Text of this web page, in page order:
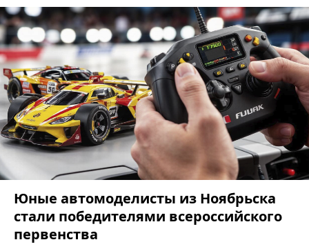
Юные автомоделисты из Ноябрьска
стали победителями всероссийского
первенства